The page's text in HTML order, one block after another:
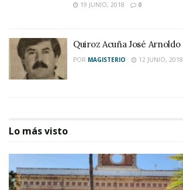
19 JUNIO, 2018
0
Quiroz Acuña José Arnoldo
POR MAGISTERIO 12 JUNIO, 2018
Lo más visto